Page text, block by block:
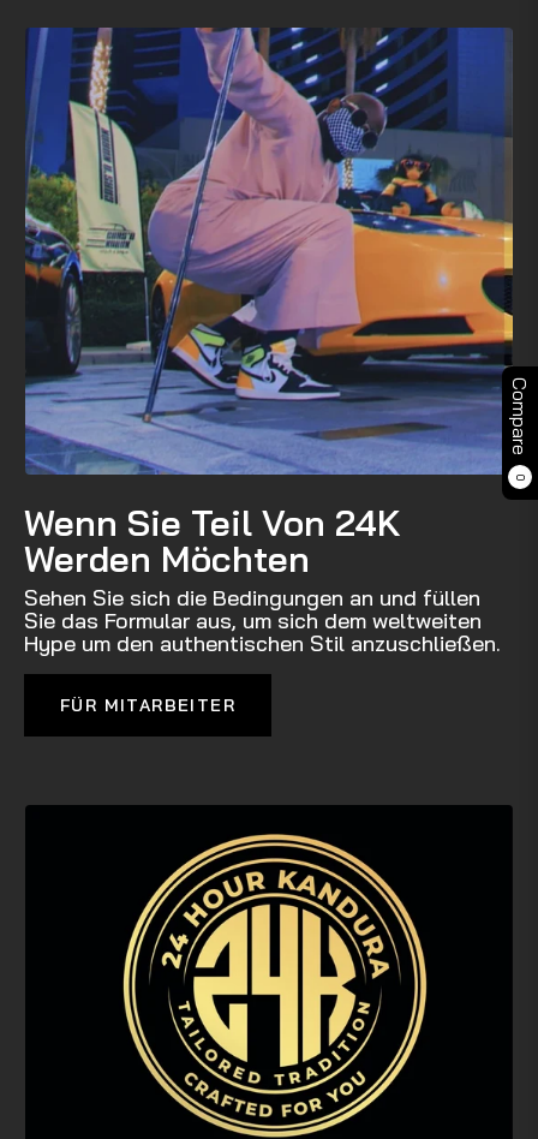
Compare
0
Wenn Sie Teil Von 24K
Werden Möchten
Sehen Sie sich die Bedingungen an und füllen
Sie das Formular aus, um sich dem weltweiten
Hype um den authentischen Stil anzuschließen.
FÜR MITARBEITER